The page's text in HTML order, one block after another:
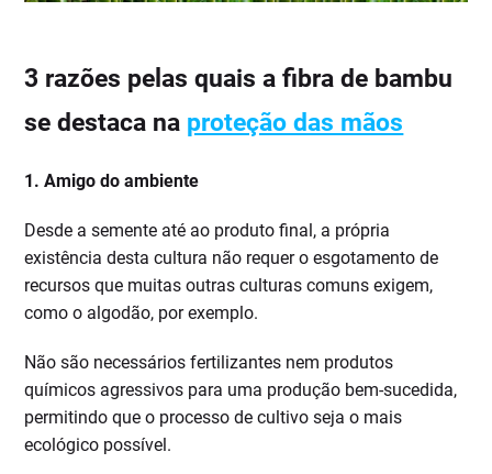
3 razões pelas quais a fibra de bambu
se destaca na proteção das mãos
1. Amigo do ambiente
Desde a semente até ao produto final, a própria
existência desta cultura não requer o esgotamento de
recursos que muitas outras culturas comuns exigem,
como o algodão, por exemplo.
Não são necessários fertilizantes nem produtos
químicos agressivos para uma produção bem-sucedida,
permitindo que o processo de cultivo seja o mais
ecológico possível.